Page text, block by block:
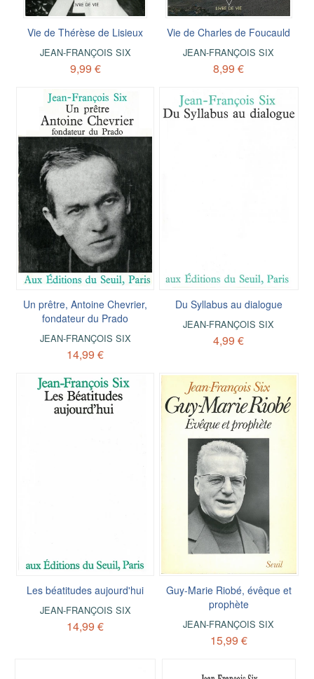
Vie de Thérèse de Lisieux
JEAN-FRANÇOIS SIX
9,99 €
Vie de Charles de Foucauld
JEAN-FRANÇOIS SIX
8,99 €
Un prêtre, Antoine Chevrier,
fondateur du Prado
JEAN-FRANÇOIS SIX
14,99 €
Du Syllabus au dialogue
JEAN-FRANÇOIS SIX
4,99 €
Les béatitudes aujourd'hui
JEAN-FRANÇOIS SIX
14,99 €
Guy-Marie Riobé, évêque et
prophète
JEAN-FRANÇOIS SIX
15,99 €